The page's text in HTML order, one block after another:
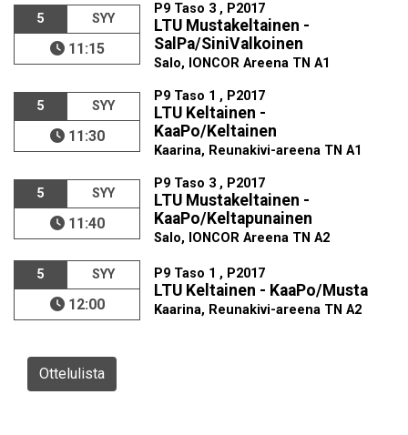
5 SYY
11:15
P9 Taso 3 , P2017
LTU Mustakeltainen -
SalPa/SiniValkoinen
Salo, IONCOR Areena TN A1
5 SYY
11:30
P9 Taso 1 , P2017
LTU Keltainen -
KaaPo/Keltainen
Kaarina, Reunakivi-areena TN A1
5 SYY
11:40
P9 Taso 3 , P2017
LTU Mustakeltainen -
KaaPo/Keltapunainen
Salo, IONCOR Areena TN A2
5 SYY
12:00
P9 Taso 1 , P2017
LTU Keltainen - KaaPo/Musta
Kaarina, Reunakivi-areena TN A2
Ottelulista